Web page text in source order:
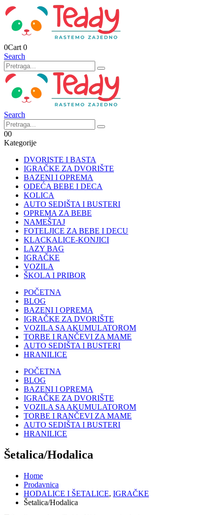
0Cart 0
Search
Search
00
Kategorije
DVORISTE I BASTA
IGRAČKE ZA DVORIŠTE
BAZENI I OPREMA
ODEĆA BEBE I DECA
KOLICA
AUTO SEDIŠTA I BUSTERI
OPREMA ZA BEBE
NAMEŠTAJ
FOTELJICE ZA BEBE I DECU
KLACKALICE-KONJICI
LAZY BAG
IGRAČKE
VOZILA
ŠKOLA I PRIBOR
POČETNA
BLOG
BAZENI I OPREMA
IGRAČKE ZA DVORIŠTE
VOZILA SA AKUMULATOROM
TORBE I RANČEVI ZA MAME
AUTO SEDIŠTA I BUSTERI
HRANILICE
POČETNA
BLOG
BAZENI I OPREMA
IGRAČKE ZA DVORIŠTE
VOZILA SA AKUMULATOROM
TORBE I RANČEVI ZA MAME
AUTO SEDIŠTA I BUSTERI
HRANILICE
Šetalica/Hodalica
Home
Prodavnica
HODALICE I ŠETALICE, IGRAČKE
Šetalica/Hodalica